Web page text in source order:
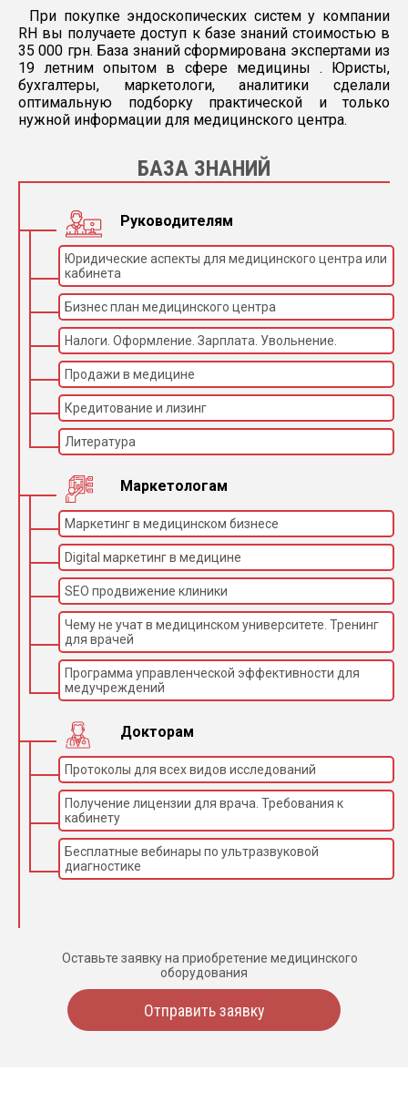
При покупке эндоскопических систем у компании
RH вы получаете доступ к базе знаний стоимостью в
35 000 грн. База знаний сформирована экспертами из
19 летним опытом в сфере медицины . Юристы,
бухгалтеры, маркетологи, аналитики сделали
оптимальную подборку практической и только
нужной информации для медицинского центра.
БАЗА ЗНАНИЙ
Руководителям
Юридические аспекты для медицинского центра или
кабинета
Бизнес план медицинского центра
Налоги. Оформление. Зарплата. Увольнение.
Продажи в медицине
Кредитование и лизинг
Литература
Маркетологам
Маркетинг в медицинском бизнесе
Digital маркетинг в медицине
SEO продвижение клиники
Чему не учат в медицинском университете. Тренинг
для врачей
Программа управленческой эффективности для
медучреждений
Докторам
Протоколы для всех видов исследований
Получение лицензии для врача. Требования к
кабинету
Бесплатные вебинары по ультразвуковой
диагностике
Оставьте заявку на приобретение медицинского
оборудования
Отправить заявку